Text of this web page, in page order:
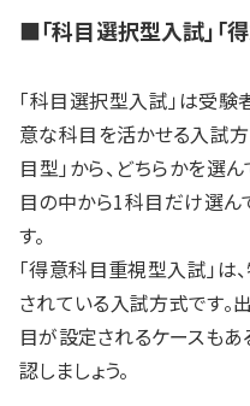
■「科目選択型入試」「
「科目選択型入試」は受
意な科目を活かせる入試方
目型」から、どちらかを選
目の中から1科目だけ選ん
す。
「得意科目重視型入試」
されている入試方式です
目が設定されるケースも
認しましょう。